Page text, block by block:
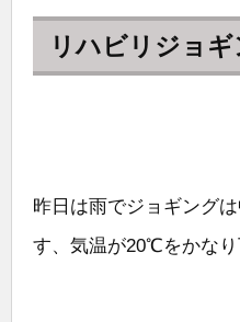
リハビリジョ
昨日は雨でジョギング
す、気温が20℃をかな